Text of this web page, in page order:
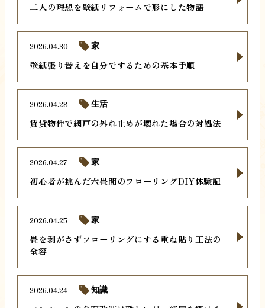
二人の理想を壁紙リフォームで形にした物語
壁紙張り替えを自分でするための基本手順
2026.04.30 家
賃貸物件で網戸の外れ止めが壊れた場合の対処法
2026.04.28 生活
初心者が挑んだ六畳間のフローリングDIY体験記
2026.04.27 家
畳を剥がさずフローリングにする重ね貼り工法の
全容
2026.04.25 家
2026.04.24 知識